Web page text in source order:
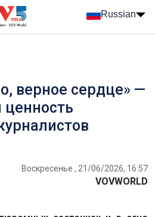
Russian
верное сердце» —
Воскресенье , 21/06/2026, 16:57
VOVWORLD